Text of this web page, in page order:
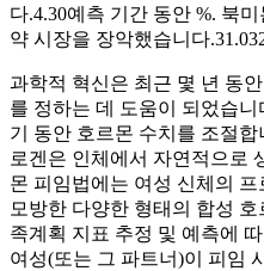
다.4.30예측 기간 동안 %. 북
약 시장을 장악했습니다.31.03
과학적 혁신은 최근 몇 년 동
를 ​​정하는 데 도움이 되었습
기 동안 호르몬 수치를 조절
로겐은 인체에서 자연적으로
몬 피임법에는 여성 신체의
모방한 다양한 형태의 합성
족계획 지표 추정 및 예측에
여성(또는 그 파트너)이 피임